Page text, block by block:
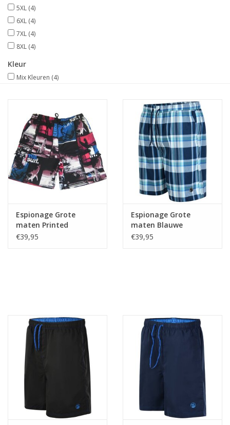
5XL (4)
6XL (4)
7XL (4)
8XL (4)
Kleur
Mix Kleuren (4)
Espionage Grote
maten Printed
Zwemshort
€39,95
Espionage Grote
maten Blauwe
Zwemshort
€39,95